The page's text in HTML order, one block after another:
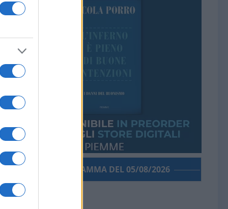
PORROGRAMMA DEL 05/08/2026